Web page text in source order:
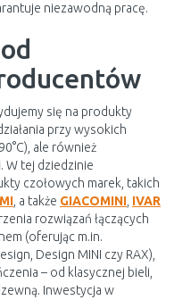
niezawodną pracę.
się na produkty
przy wysokich
ale również
. W tej dziedzinie
czołowych marek, takich
, a także GIACOMINI IVAR
rozwiązań łączących
(oferując m.in.
Design MINI czy RAX),
– od klasycznej bieli,
Inwestycja w